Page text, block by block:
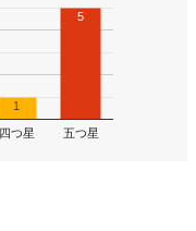
四つ星 五つ星
1
5